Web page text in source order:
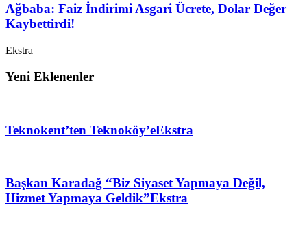
Ağbaba: Faiz İndirimi Asgari Ücrete, Dolar Değer
Kaybettirdi!
Ekstra
Yeni Eklenenler
Teknokent’ten Teknoköy’eEkstra
Başkan Karadağ “Biz Siyaset Yapmaya Değil,
Hizmet Yapmaya Geldik”Ekstra